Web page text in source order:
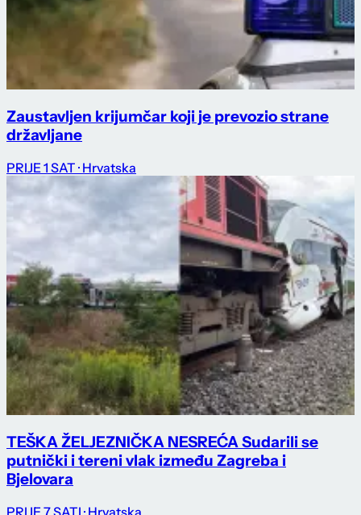
Zaustavljen krijumčar koji je prevozio strane
državljane
PRIJE 1 SAT · Hrvatska
TEŠKA ŽELJEZNIČKA NESREĆA Sudarili se
putnički i tereni vlak između Zagreba i
Bjelovara